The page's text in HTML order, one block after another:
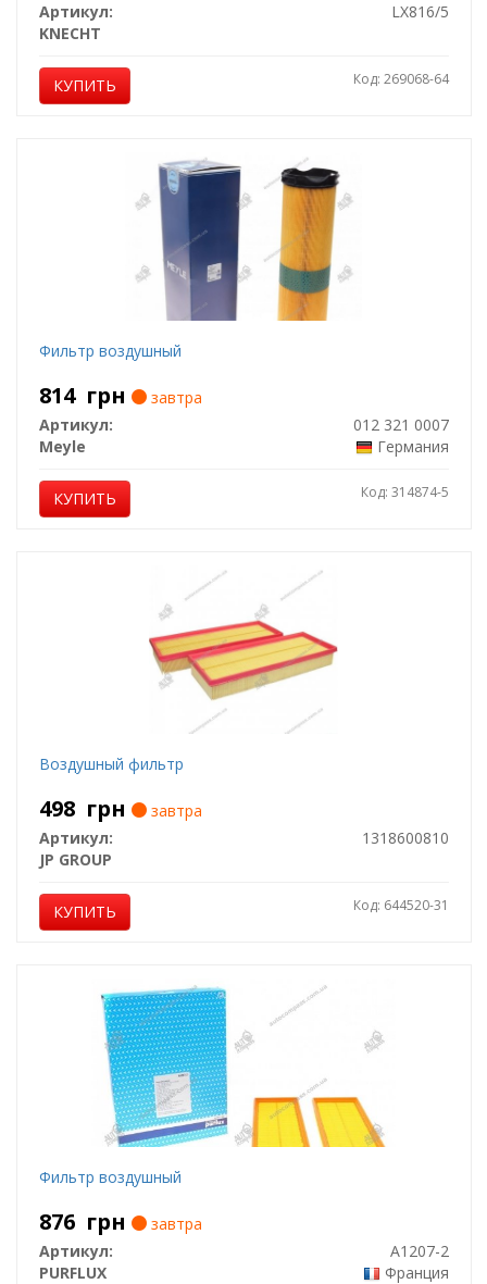
Артикул:
LX816/5
KNECHT
КУПИТЬ Код: 269068-64
Фильтр воздушный
814 грн
завтра
Артикул:
012 321 0007
Meyle
Германия
КУПИТЬ Код: 314874-5
Воздушный фильтр
498 грн
завтра
Артикул:
1318600810
JP GROUP
КУПИТЬ Код: 644520-31
Фильтр воздушный
876 грн
завтра
Артикул:
A1207-2
PURFLUX
Франция